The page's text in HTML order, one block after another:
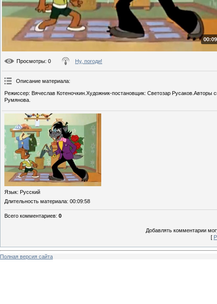
Просмотры: 0 Ну, погоди!
Описание материала:
Режиссер: Вячеслав Котеночкин.Художник-постановщик: Светозар
Румянова.
Язык: Русский
Длительность материала: 00:09:58
Всего комментариев: 0
Добавлять комментарии
[
Полная версия сайта